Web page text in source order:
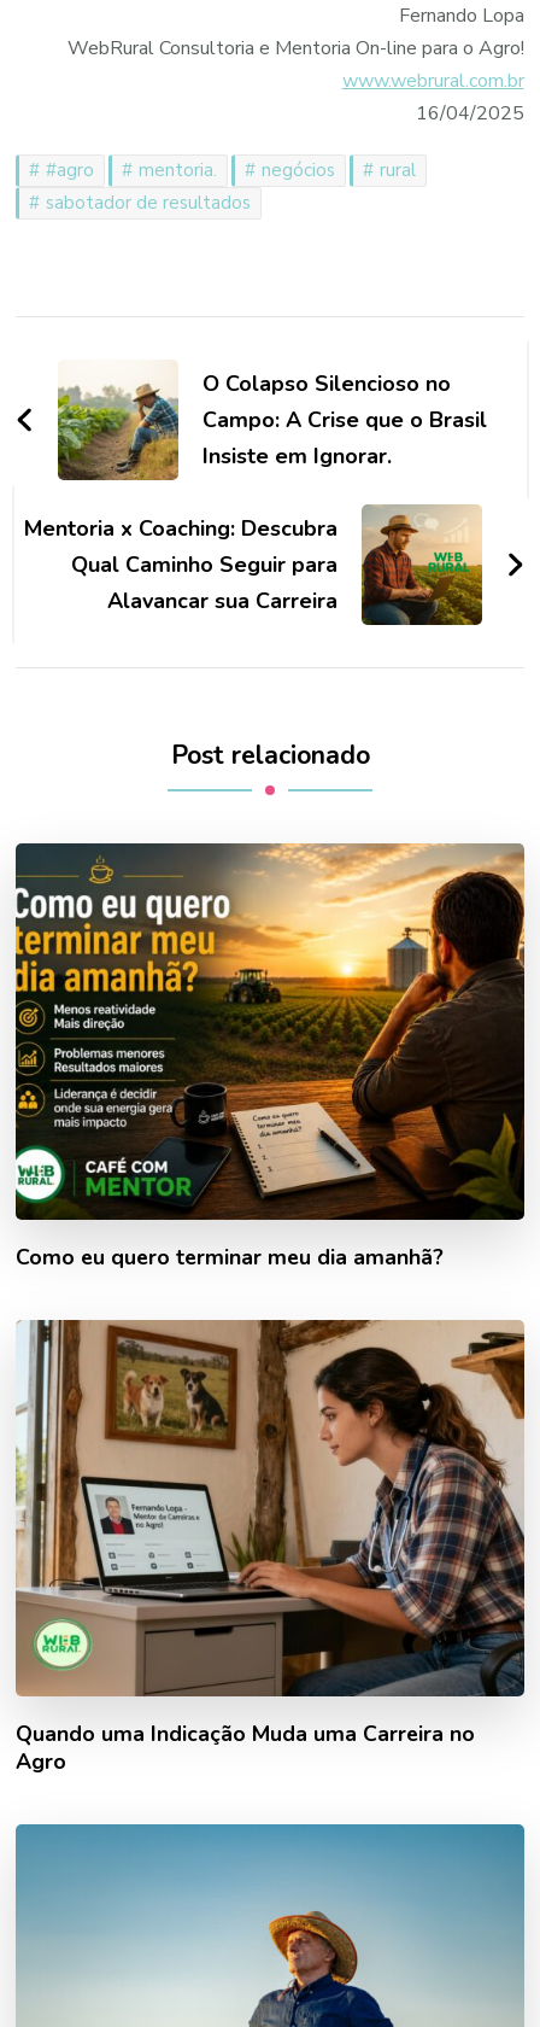
Fernando Lopa
WebRural Consultoria e Mentoria On-line para o Agro!
www.webrural.com.br
16/04/2025
#agro mentoria. negócios
rural
sabotador de resultados
de
post
O Colapso Silencioso no
Campo: A Crise que o Brasil
Insiste em Ignorar.
Mentoria x Coaching: Descubra
Qual Caminho Seguir para
Alavancar sua Carreira
Post relacionado
Como eu quero terminar meu dia amanhã?
Quando uma Indicação Muda uma Carreira no
Agro